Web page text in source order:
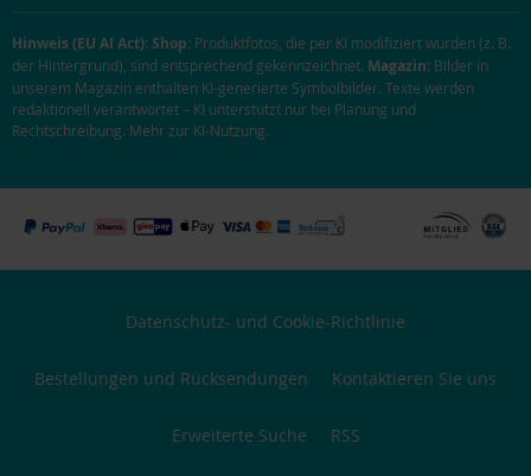
Hinweis (EU AI Act):Shop: Produktfotos, die per KI modifiziert wurden (z. B.
der Hintergrund), sind entsprechend gekennzeichnet. Magazin: Bilder in
unserem Magazin enthalten KI-generierte Symbolbilder. Texte werden
redaktionell verantwortet – KI unterstützt nur bei Planung und
Rechtschreibung. Mehr zur KI-Nutzung.
Datenschutz- und Cookie-Richtlinie
Bestellungen und Rücksendungen Kontaktieren Sie uns
Erweiterte Suche RSS